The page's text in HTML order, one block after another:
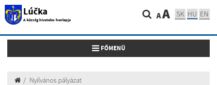
Lúčka
A község hivatalos honlapja AA SK HU EN
Toggle navigation
FŐMENÜ
Nyilvános pályázat